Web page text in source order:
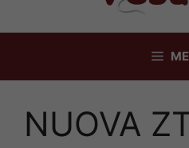
NUOVA